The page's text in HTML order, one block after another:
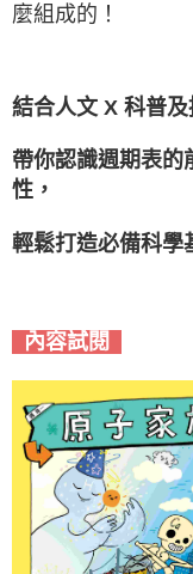
麼組成的！
結合人文 X 科普及
帶你認識週期表的
性，
輕鬆打造必備科學
內容試閱